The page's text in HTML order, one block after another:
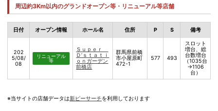
周辺約3Km以内のグランドオープン等・リニューアル等店舗
日付 オープン情報 ホール名 住所 P S 備考
202
5/08/
08
リニューアル
等
Ｓｕｐｅｒ
Ｄ’ｓｔａｔｉ
ｏｎガーデン
前橋店
群馬県前橋
市小屋原町
472-1
577 493
スロット
増台、総
台数増台
（1035台
→1106
台）
※当サイトの店舗データは新ピーサーチを利用しております